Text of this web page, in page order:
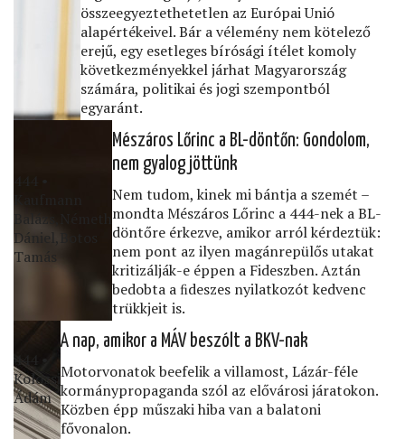
összeegyeztethetetlen az Európai Unió
alapértékeivel. Bár a vélemény nem kötelező
erejű, egy esetleges bírósági ítélet komoly
következményekkel járhat Magyarország
számára, politikai és jogi szempontból
egyaránt.
Balázs,Németh
Dániel,Botos
Tamás
Mészáros Lőrinc a BL-döntőn: Gondolom,
nem gyalog jöttünk
Nem tudom, kinek mi bántja a szemét –
mondta Mészáros Lőrinc a 444-nek a BL-
döntőre érkezve, amikor arról kérdeztük:
nem pont az ilyen magánrepülős utakat
kritizálják-e éppen a Fideszben. Aztán
bedobta a ﬁdeszes nyilatkozót kedvenc
trükkjeit is.
444 •
Kolozsi
Ádám
A nap, amikor a MÁV beszólt a BKV-nak
Motorvonatok beefelik a villamost, Lázár-féle
kormánypropaganda szól az elővárosi járatokon.
Közben épp műszaki hiba van a balatoni
fővonalon.